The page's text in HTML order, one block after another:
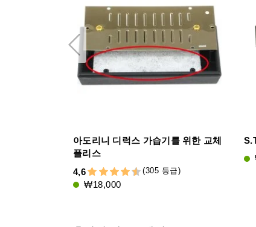
아도리니 디럭스 가습기를 위한 교체
플리스
4,6
(305 등급)
₩18,000